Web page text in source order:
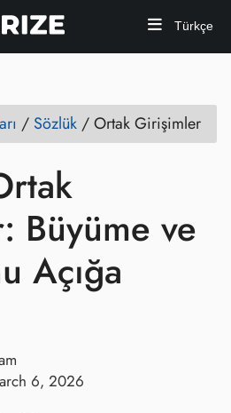
Türkçe
/ Sözlük /Ortak Girişimler
Büyüme ve
Açığa
6, 2026